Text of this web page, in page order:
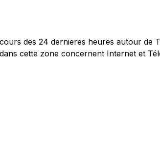
des 24 dernieres heures autour de
cette zone concernent Internet et